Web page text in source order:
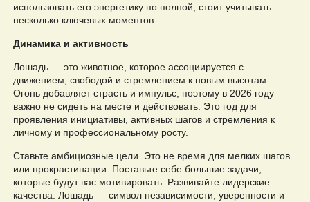
использовать его энергетику по полной, стоит учитывать
несколько ключевых моментов.
Динамика и активность
Лошадь — это животное, которое ассоциируется с
движением, свободой и стремлением к новым высотам.
Огонь добавляет страсть и импульс, поэтому в 2026 году
важно не сидеть на месте и действовать. Это год для
проявления инициативы, активных шагов и стремления к
личному и профессиональному росту.
Ставьте амбициозные цели. Это не время для мелких шагов
или прокрастинации. Поставьте себе большие задачи,
которые будут вас мотивировать. Развивайте лидерские
качества. Лошадь — символ независимости, уверенности и